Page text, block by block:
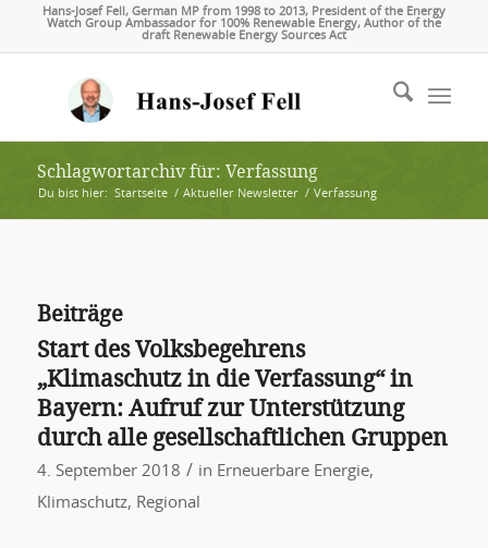
Hans-Josef Fell, German MP from 1998 to 2013, President of the Energy
Watch Group Ambassador for 100% Renewable Energy, Author of the
draft Renewable Energy Sources Act
Schlagwortarchiv für: Verfassung
Du bist hier: Startseite / Aktueller Newsletter / Verfassung
Beiträge
Start des Volksbegehrens
„Klimaschutz in die Verfassung“ in
Bayern: Aufruf zur Unterstützung
durch alle gesellschaftlichen Gruppen
4. September 2018 / in Erneuerbare Energie,
Klimaschutz, Regional